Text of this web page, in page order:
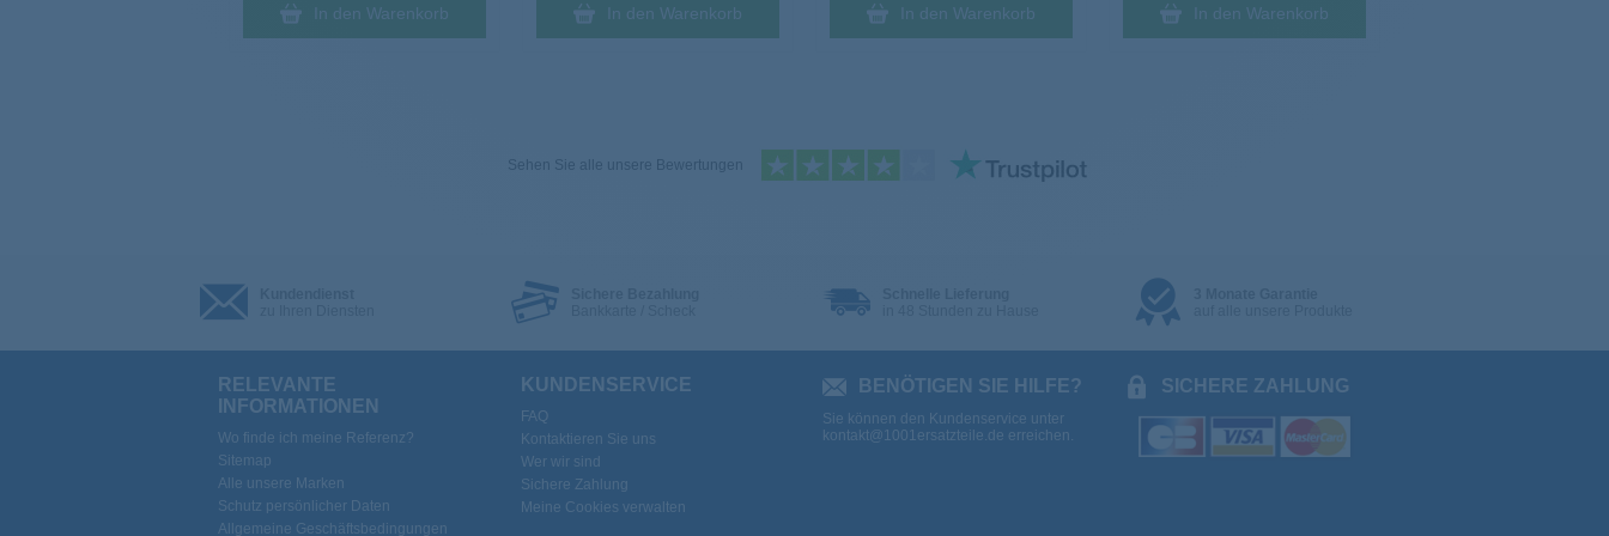
In den Warenkorb In den Warenkorb In den Warenkorb In den Warenkorb
Sehen Sie alle unsere Bewertungen
RELEVANTE
INFORMATIONEN
Wo finde ich meine Referenz?
Sitemap
Alle unsere Marken
Schutz persönlicher Daten
Allgemeine Geschäftsbedingungen
KUNDENSERVICE
FAQ
Kontaktieren Sie uns
Wer wir sind
Sichere Zahlung
Meine Cookies verwalten
BENÖTIGEN SIE HILFE?
Sie können den Kundenservice unter
kontakt@1001ersatzteile.de erreichen.
SICHERE ZAHLUNG